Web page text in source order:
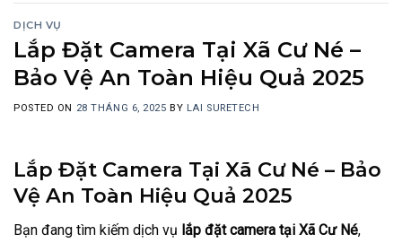
DỊCH VỤ
Lắp Đặt Camera Tại Xã Cư Né –
Bảo Vệ An Toàn Hiệu Quả 2025
POSTED ON 28 THÁNG 6, 2025 BY LAI SURETECH
Lắp Đặt Camera Tại Xã Cư Né – Bảo
Vệ An Toàn Hiệu Quả 2025
Bạn đang tìm kiếm dịch vụ lắp đặt camera tại Xã Cư Né,